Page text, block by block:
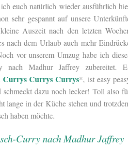
euch natürlich wieder ausführlich
sehr gespannt auf unsere
Auszeit nach den letzten
nach dem Urlaub auch mehr
vor unserem Umzug habe ich
nach Madhur Jaffrey zubereitet.
Currys Currys Currys*, ist easy
dazu noch lecker! Toll also
lange in der Küche stehen und
haben möchte.